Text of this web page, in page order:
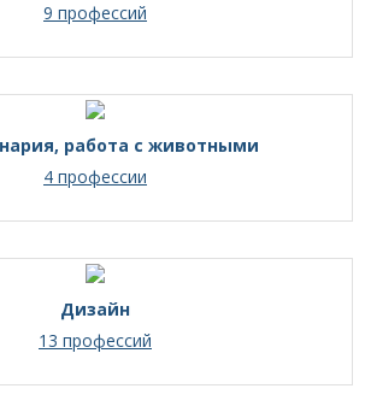
9 профессий
работа с животными
4 профессии
Дизайн
13 профессий